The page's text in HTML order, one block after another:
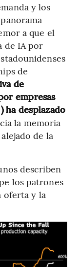
y los
a que el
de IA por
de
de
empresas
) ha desplazado
la memoria
de la
describen
los patrones
oferta y la